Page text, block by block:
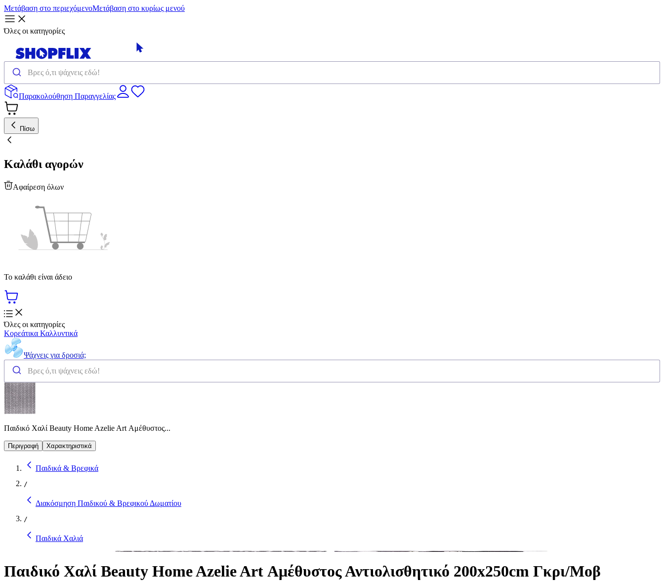
Μετάβαση στο περιεχόμενοΜετάβαση στο κυρίως μενού
Όλες οι κατηγορίες
Παρακολούθηση Παραγγελίας
Πίσω
Καλάθι αγορών
Αφαίρεση όλων
Το καλάθι είναι άδειο
Όλες οι κατηγορίες
Κορεάτικα Καλλυντικά
Ψάχνεις για δροσιά;
Παιδικό Χαλί Beauty Home Azelie Art Αμέθυστος...
Περιγραφή Χαρακτηριστικά
Παιδικά & Βρεφικά
/
Διακόσμηση Παιδικού & Βρεφικού Δωματίου
/
Παιδικά Χαλιά
Παιδικό Χαλί Beauty Home Azelie Art Αμέθυστος Αντιολισθητικό 200x250cm Γκρι/Μοβ